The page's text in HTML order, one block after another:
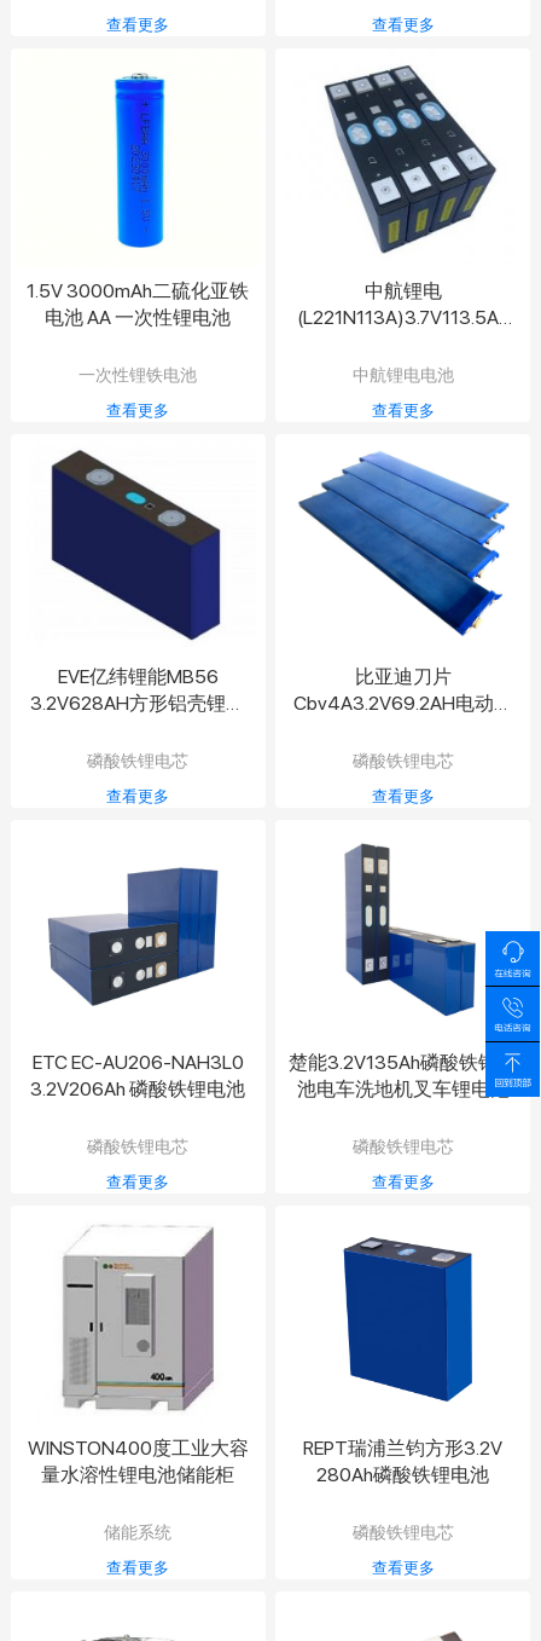
查看更多 查看更多
1.5V 3000mAh二硫化亚铁
电池 AA 一次性锂电池
一次性锂铁电池
查看更多
中航锂电
(L221N113A)3.7V113.5Ah
电动车电瓶逆变器电芯
中航锂电电池
查看更多
EVE亿纬锂能MB56
3.2V628AH方形铝壳锂离
磷酸铁锂电芯
查看更多
比亚迪刀片
Cbv4A3.2V69.2AH电动机
磷酸铁锂电芯
查看更多
ETC EC-AU206-NAH3L0
3.2V206Ah 磷酸铁锂电池
磷酸铁锂电芯
查看更多
楚能3.2V135Ah磷酸铁锂电
池电车洗地机叉车锂电池
磷酸铁锂电芯
查看更多
WINSTON400度工业大容
量水溶性锂电池储能柜
储能系统
查看更多
REPT瑞浦兰钧方形3.2V
280Ah磷酸铁锂电池
磷酸铁锂电芯
查看更多